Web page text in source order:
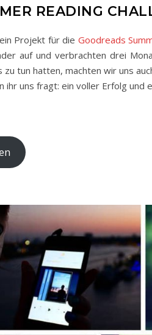
READING
Projekt für die Goodreads
auf und verbrachten drei
tun hatten, machten wir uns
ihr uns fragt: ein voller Erfolg und